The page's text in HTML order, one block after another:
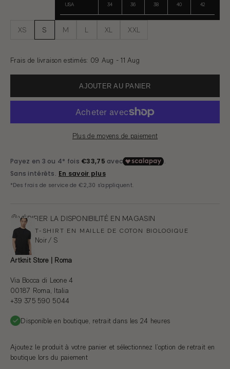
USA 34 36 38 40 42
XS S M L XL XXL
Frais de livraison estimés: 09 Aug - 11 Aug
AJOUTER AU PANIER
Plus de moyens de paiement
VÉRIFIER LA DISPONIBILITÉ EN MAGASIN
T-SHIRT EN MAILLE DE COTON BIOLOGIQUE
Noir / S
Artknit Store | Roma
Via Bocca di Leone 4
00187 Roma, Italia
+39 375 590 5044
Disponible en boutique, retrait dans les 24 heures
Ajoutez le produit à votre panier et sélectionnez l’option de retrait en
boutique lors du paiement